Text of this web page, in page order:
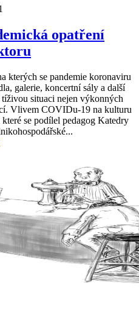
opatření
kterých se pandemie koronaviru
galerie, koncertní sály a další
situaci nejen výkonných
Vlivem COVIDu-19 na kulturu
se podílel pedagog Katedry